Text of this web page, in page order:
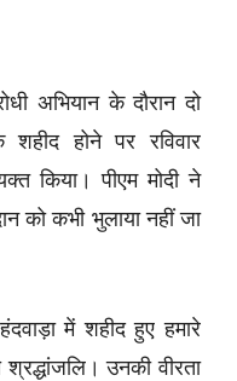
अभियान के दौरान दो
होने पर रविवार
किया। पीएम मोदी ने
को कभी भुलाया नहीं जा
में शहीद हुए हमारे
श्रद्धांजलि। उनकी वीरता